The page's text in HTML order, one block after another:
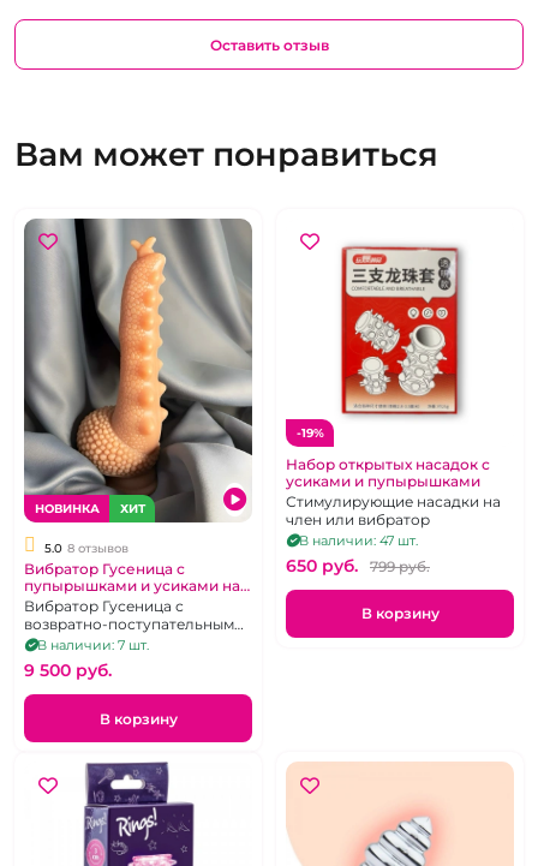
Оставить отзыв
Вам может понравиться
НОВИНКА ХИТ
5.0 8 отзывов
Вибратор Гусеница с
пупырышками и усиками на
дистанционном пульте
Вибратор Гусеница с
возвратно-поступательными
движениями и
дистанционным пультом.
В наличии: 7 шт.
9 500 pуб.
В корзину
-19%
Набор открытых насадок с
усиками и пупырышками
Стимулирующие насадки на
член или вибратор
В наличии: 47 шт.
650 pуб. 799 pуб.
В корзину